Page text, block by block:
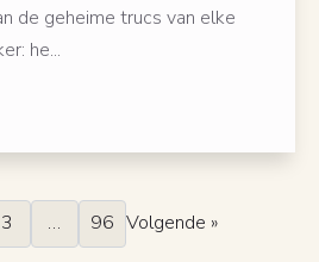
de geheime trucs van elke
he...
3 … 96 Volgende »